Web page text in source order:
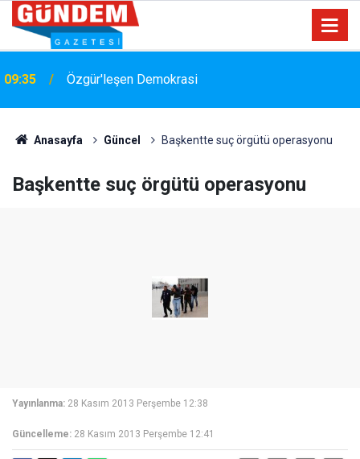
09:35 Özgür'leşen Demokrasi
Anasayfa Güncel Başkentte suç örgütü operasyonu
Başkentte suç örgütü operasyonu
Yayınlanma: 28 Kasım 2013 Perşembe 12:38
Güncelleme: 28 Kasım 2013 Perşembe 12:41